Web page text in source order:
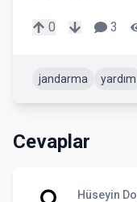
0 3
jandarma yardım
Cevaplar
Hüseyin